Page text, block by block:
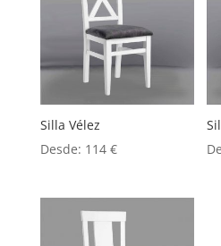
Silla Vélez
Desde: 114 €